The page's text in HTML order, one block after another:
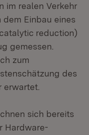
im realen Verkehr
Einbau eines
reduction)
gemessen.
zum
des
erwartet.
sich bereits
Hardware-